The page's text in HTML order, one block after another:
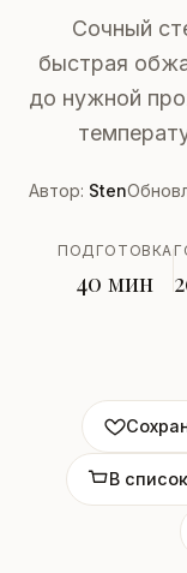
Сочный
быстрая
до нужной
Автор: Sten
ПОДГОТОВКА
40 мин
В